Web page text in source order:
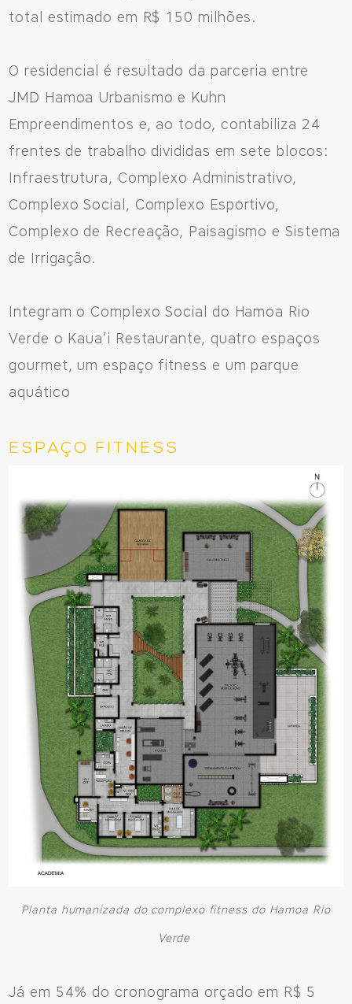
Avenida Eiffel, 819 - Aquarela das Artes Bairro Planejado,
Razão Social: Jmd Hamoa Urbanismo Ltda
CNPJ: 04.536.786/0001-17
Fale pelo WhastApp
556692085083
total estimado em R$ 150 milhões.
O residencial é resultado da parceria entre
JMD Hamoa Urbanismo e Kuhn
Empreendimentos e, ao todo, contabiliza 24
frentes de trabalho divididas em sete blocos:
Infraestrutura, Complexo Administrativo,
Complexo Social, Complexo Esportivo,
Complexo de Recreação, Paisagismo e Sistema
de Irrigação.
Integram o Complexo Social do Hamoa Rio
Verde o Kaua’i Restaurante, quatro espaços
gourmet, um espaço fitness e um parque
aquático
ESPAÇO FITNESS
Planta humanizada do complexo fitness do Hamoa Rio
Verde
Já em 54% do cronograma orçado em R$ 5